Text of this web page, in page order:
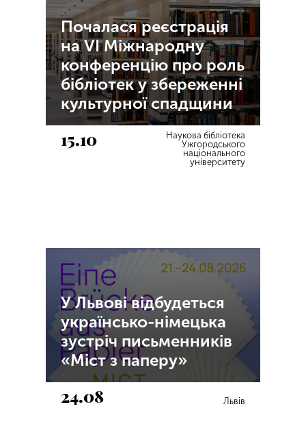
Почалася реєстрація
на VI Міжнародну
конференцію про роль
бібліотек у збереженні
культурної спадщини
15.10
Наукова бібліотека
Ужгородського
національного
університету
У Львові відбудеться
українсько-німецька
зустріч письменників
«Міст з паперу»
24.08 Львів